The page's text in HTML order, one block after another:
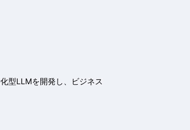
型LLMを開発し、ビジネス